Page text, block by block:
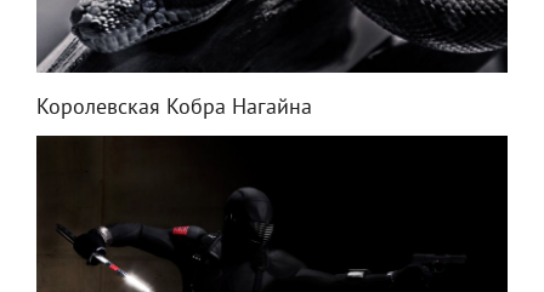
Королевская Кобра Нагайна